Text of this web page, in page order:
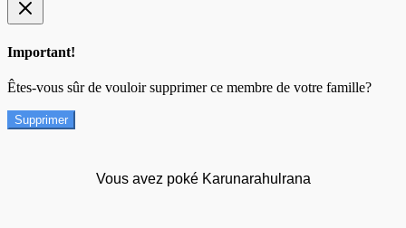
Important!
Êtes-vous sûr de vouloir supprimer ce membre de votre famille?
Supprimer
Vous avez poké Karunarahulrana